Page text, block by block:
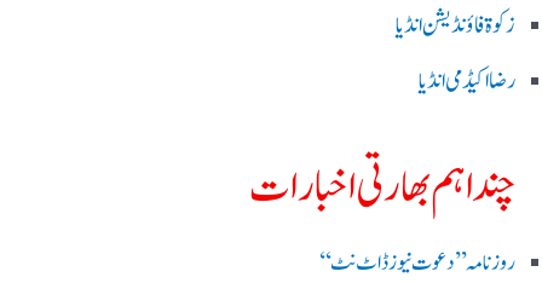
زکوۃ فاؤنڈیشن انڈیا
رضا اکیڈمی انڈیا
چند اہم بھارتی اخبارات
روز نامہ ’’ دعوت نیوز ڈاٹ نٹ‘‘